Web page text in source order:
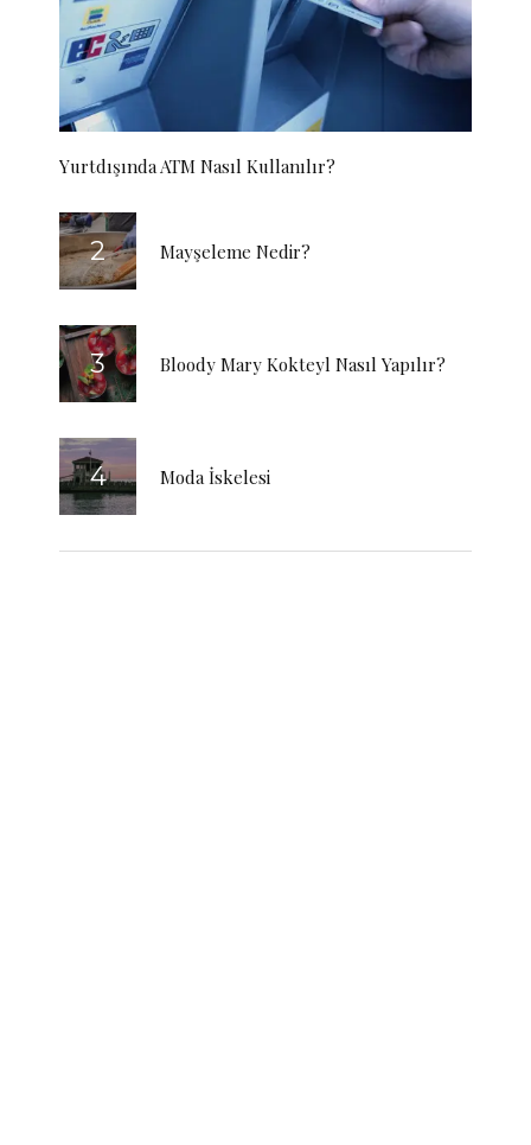
Yurtdışında ATM Nasıl Kullanılır?
Mayşeleme Nedir?
Bloody Mary Kokteyl Nasıl Yapılır?
Moda İskelesi